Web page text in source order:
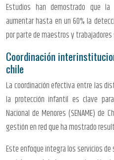
Estudios han demostrado que la
aumentar hasta en un 60% la
por parte de maestros y trabajadores
Coordinación
chile
La coordinación efectiva entre las
la protección infantil es clave
Nacional de Menores (SENAME) de
gestión en red que ha mostrado
Este enfoque integra los servicios de